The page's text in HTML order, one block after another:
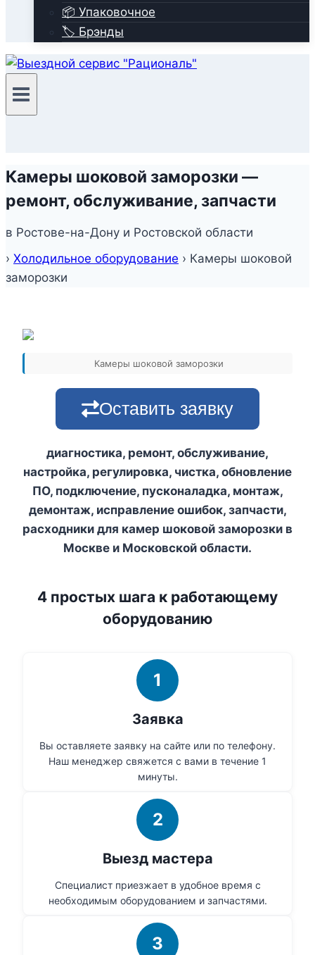
📦 Упаковочное
🏷️ Брэнды
Камеры шоковой заморозки —
ремонт, обслуживание, запчасти
в Ростове-на-Дону и Ростовской области
› Холодильное оборудование › Камеры шоковой
заморозки
Камеры шоковой заморозки
Оставить заявку
диагностика, ремонт, обслуживание,
настройка, регулировка, чистка, обновление
ПО, подключение, пусконаладка, монтаж,
демонтаж, исправление ошибок, запчасти,
расходники для камер шоковой заморозки в
Москве и Московской области.
4 простых шага к работающему
оборудованию
1
Заявка
Вы оставляете заявку на сайте или по телефону.
Наш менеджер свяжется с вами в течение 1
минуты.
2
Выезд мастера
Специалист приезжает в удобное время с
необходимым оборудованием и запчастями.
3